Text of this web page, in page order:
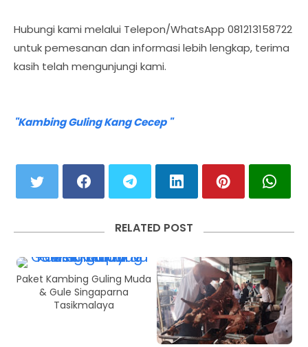
Hubungi kami melalui Telepon/WhatsApp 081213158722
untuk pemesanan dan informasi lebih lengkap, terima
kasih telah mengunjungi kami.
"Kambing Guling Kang Cecep "
RELATED POST
Paket Kambing Guling Muda
& Gule Singaparna
Tasikmalaya